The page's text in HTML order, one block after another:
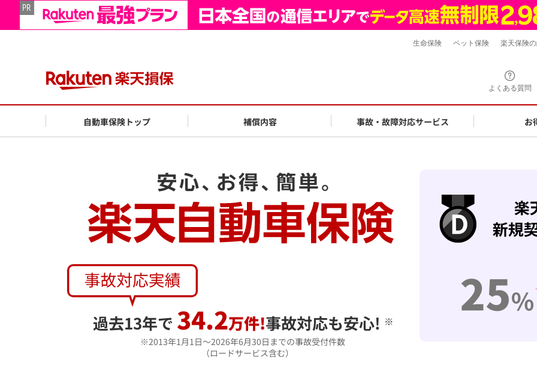
よくある質問
自動車保険トップ 補償内容 事故・故障対応サービス お
生命保険 ペット保険 楽天保険
過去13年で 34.2万件!事故対応も安心! ※
2013年1月1日～2026年6月30日までの事故受付件数
（ロードサービス含む）